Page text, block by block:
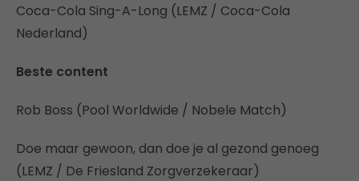
Coca-Cola Sing-A-Long (LEMZ / Coca-Cola
Nederland)
Beste content
Rob Boss (Pool Worldwide / Nobele Match)
Doe maar gewoon, dan doe je al gezond genoeg
(LEMZ / De Friesland Zorgverzekeraar)